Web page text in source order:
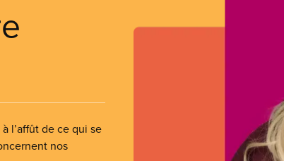
l’affût de ce qui se
nos